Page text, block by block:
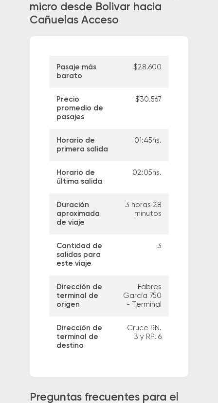
micro desde Bolivar hacia
Cañuelas Acceso
Pasaje más
barato
$28.600
Precio
promedio de
pasajes
$30.567
Horario de
primera salida
01:45hs.
Horario de
última salida
02:05hs.
Duración
aproximada
de viaje
3 horas 28
minutos
Cantidad de
salidas para
este viaje
3
Dirección de
terminal de
origen
Fabres
García 750
- Terminal
Dirección de
terminal de
destino
Cruce RN.
3 y RP. 6
Preguntas frecuentes para el